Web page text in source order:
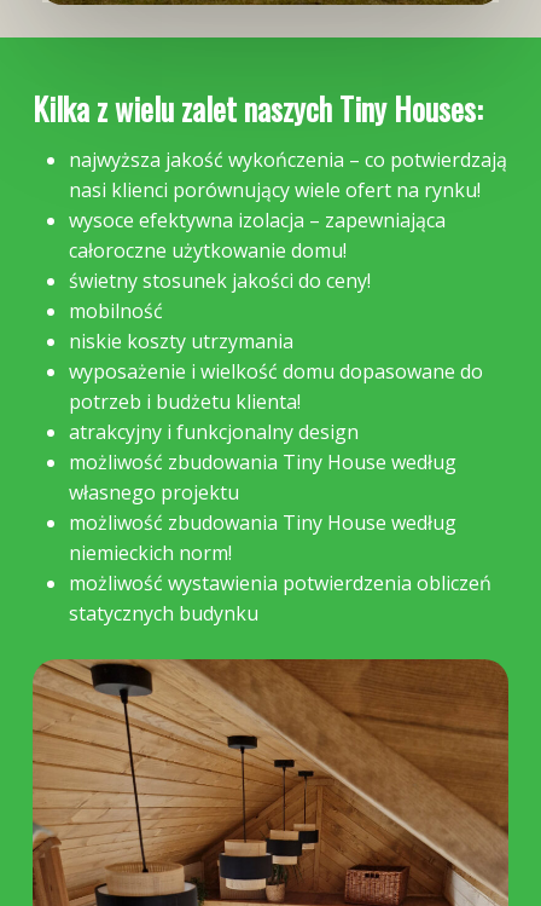
Kilka z wielu zalet naszych Tiny Houses:
najwyższa jakość wykończenia – co potwierdzają
nasi klienci porównujący wiele ofert na rynku!
wysoce efektywna izolacja – zapewniająca
całoroczne użytkowanie domu!
świetny stosunek jakości do ceny!
mobilność
niskie koszty utrzymania
wyposażenie i wielkość domu dopasowane do
potrzeb i budżetu klienta!
atrakcyjny i funkcjonalny design
możliwość zbudowania Tiny House według
własnego projektu
możliwość zbudowania Tiny House według
niemieckich norm!
możliwość wystawienia potwierdzenia obliczeń
statycznych budynku